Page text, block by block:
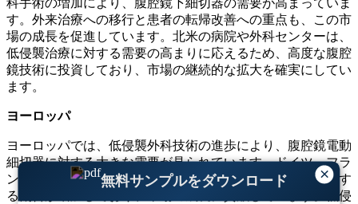
×
無料サンプルをダウンロード
科手術の増加により、腹腔鏡下細切器の需要が高まっていま
す。外来治療への移行と患者の転帰改善への重点も、この市
場の成長を促進しています。北米の病院や外科センターは、
低侵襲治療に対する需要の高まりに応えるため、高度な腹腔
鏡技術に投資しており、市場の継続的な拡大を確実にしてい
ます。
ヨーロッパ
ヨーロッパでは、低侵襲外科技術の進歩により、腹腔鏡電動
細切器に対する大きな需要が見られています。ドイツ、フラ
ンス、英国などの国々では婦人科手術に腹腔鏡手術を採用す
る割合が増加しており、市場の成長に貢献しています。低侵